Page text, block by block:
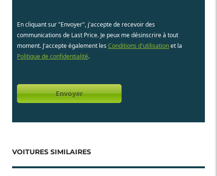
En cliquant sur "Envoyer", j'accepte de recevoir des
communications de Last Price. Je peux me désinscrire à tout
moment. J'accepte également les Conditions d'utilisationet la
Politique de confidentialité.
VOITURES SIMILAIRES